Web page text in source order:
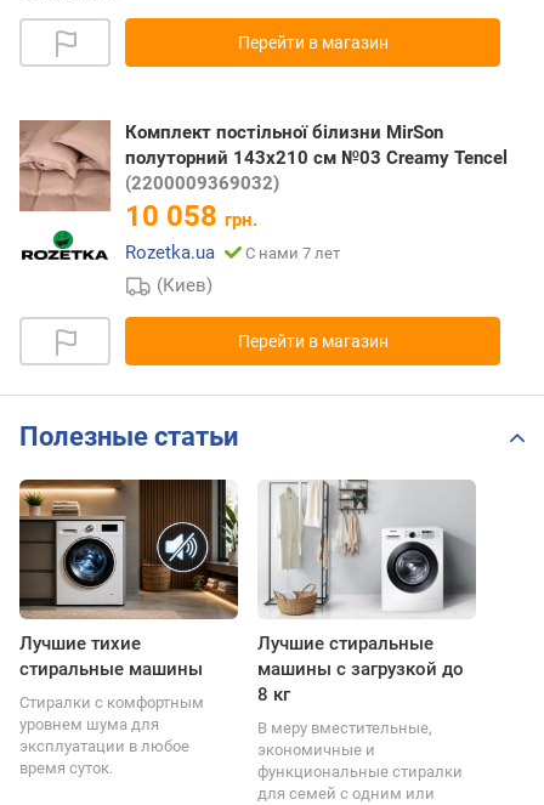
Перейти в магазин
Комплект постільної білизни MirSon
полуторний 143x210 см №03 Creamy Tencel
(2200009369032)
10 058 грн.
Rozetka.ua
С нами 7 лет
(Киев)
Перейти в магазин
Полезные статьи
Лучшие тихие
стиральные машины
Стиралки с комфортным
уровнем шума для
эксплуатации в любое
время суток.
Лучшие стиральные
машины с загрузкой до
8 кг
В меру вместительные,
экономичные и
функциональные стиралки
для семей с одним или